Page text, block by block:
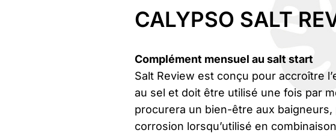
CALYPSO SALT
Complément mensuel au salt start
Salt Review est conçu pour accroître
au sel et doit être utilisé une fois par
procurera un bien-être aux
corrosion lorsqu’utilisé en